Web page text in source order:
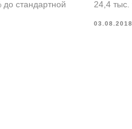
до стандартной
24,4 тыс.
03.08.2018